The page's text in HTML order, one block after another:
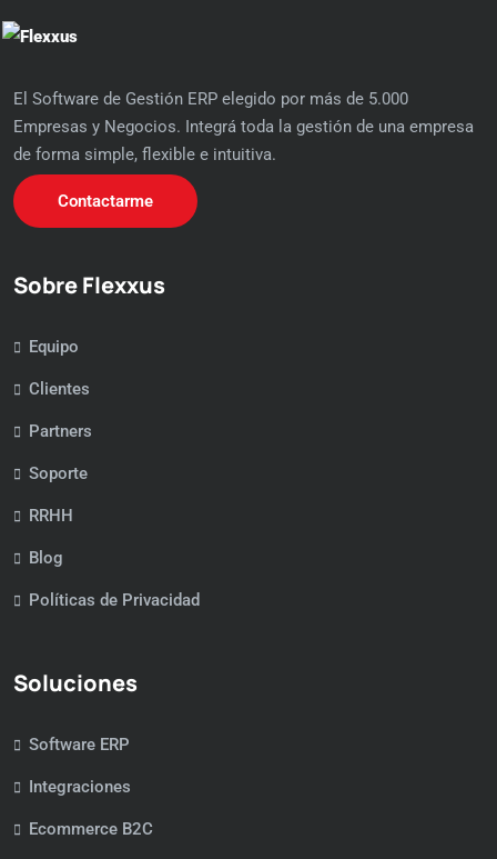
El Software de Gestión ERP elegido por más de 5.000
Empresas y Negocios. Integrá toda la gestión de una empresa
de forma simple, flexible e intuitiva.
Contactarme
Sobre Flexxus
Equipo
Clientes
Partners
Soporte
RRHH
Blog
Políticas de Privacidad
Soluciones
Software ERP
Integraciones
Ecommerce B2C